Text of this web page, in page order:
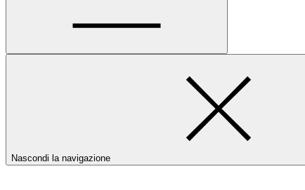
Nascondi la navigazione